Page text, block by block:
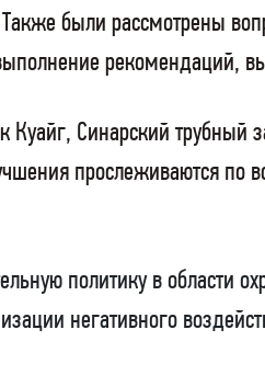
были рассмотрены
Куайг, Синарский трубный
прослеживаются
политику в
негативного